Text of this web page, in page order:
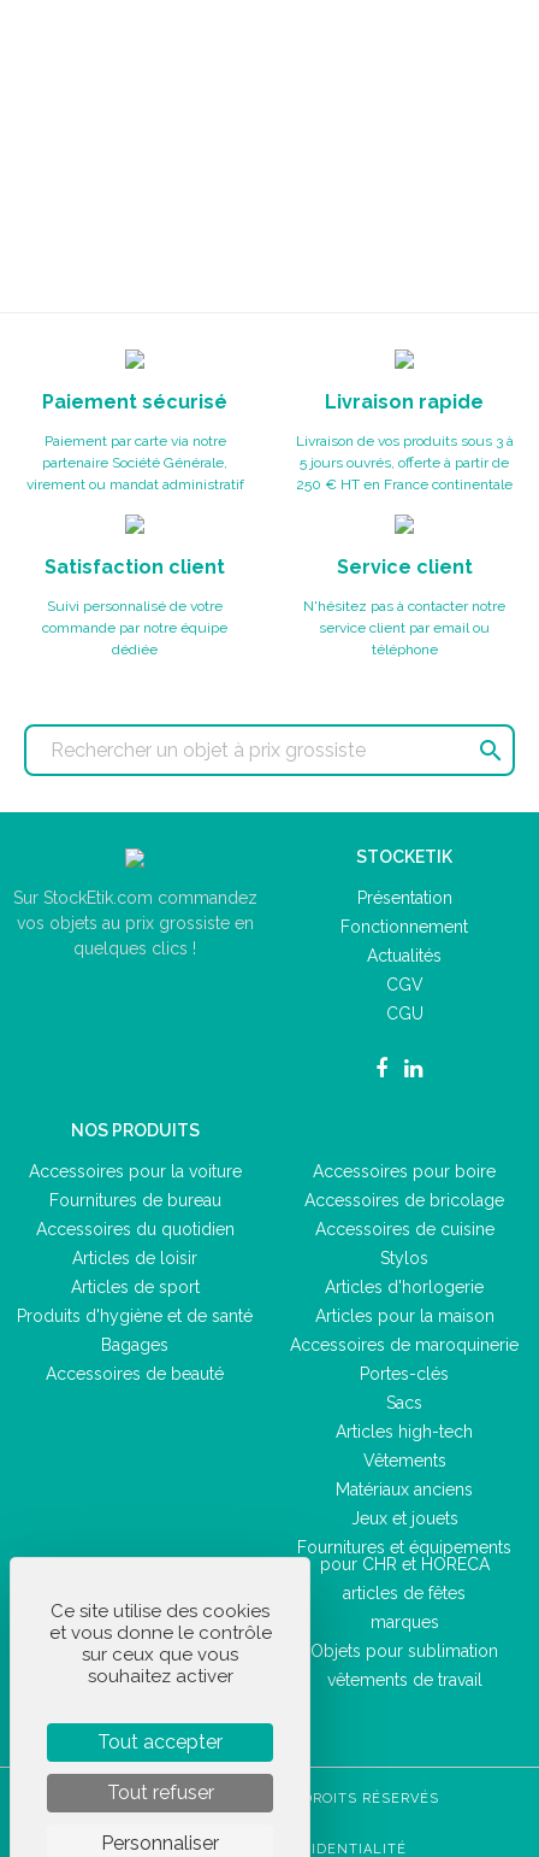
Paiement sécurisé
Paiement par carte via notre
partenaire Société Générale,
virement ou mandat administratif
Livraison rapide
Livraison de vos produits sous 3 à
5 jours ouvrés, offerte à partir de
250 € HT en France continentale
Satisfaction client
Suivi personnalisé de votre
commande par notre équipe
dédiée
Service client
N'hésitez pas à contacter notre
service client par email ou
téléphone

Sur StockEtik.com commandez
vos objets au prix grossiste en
quelques clics !
STOCKETIK
Présentation
Fonctionnement
Actualités
CGV
CGU
NOS PRODUITS
Accessoires pour la voiture
Fournitures de bureau
Accessoires du quotidien
Articles de loisir
Articles de sport
Produits d'hygiène et de santé
Bagages
Accessoires de beauté
Accessoires pour boire
Accessoires de bricolage
Accessoires de cuisine
Stylos
Articles d'horlogerie
Articles pour la maison
Accessoires de maroquinerie
Portes-clés
Sacs
Articles high-tech
Vêtements
Matériaux anciens
Jeux et jouets
Fournitures et équipements
pour CHR et HORECA
articles de fêtes
marques
Objets pour sublimation
vêtements de travail
STOCKETIK © 2023 - TOUS DROITS RÉSERVÉS
POLITIQUE DE CONFIDENTIALITÉ
Ce site utilise des cookies
et vous donne le contrôle
sur ceux que vous
souhaitez activer
Tout accepter
Tout refuser
Personnaliser